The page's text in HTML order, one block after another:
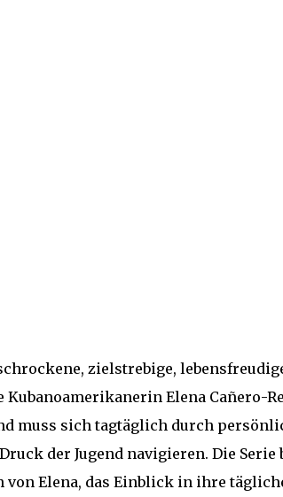
zielstrebige,
Kubanoamerikanerin Elena Cañero-
muss sich tagtäglich durch
der Jugend navigieren. Die Serie
von Elena, das Einblick in ihre